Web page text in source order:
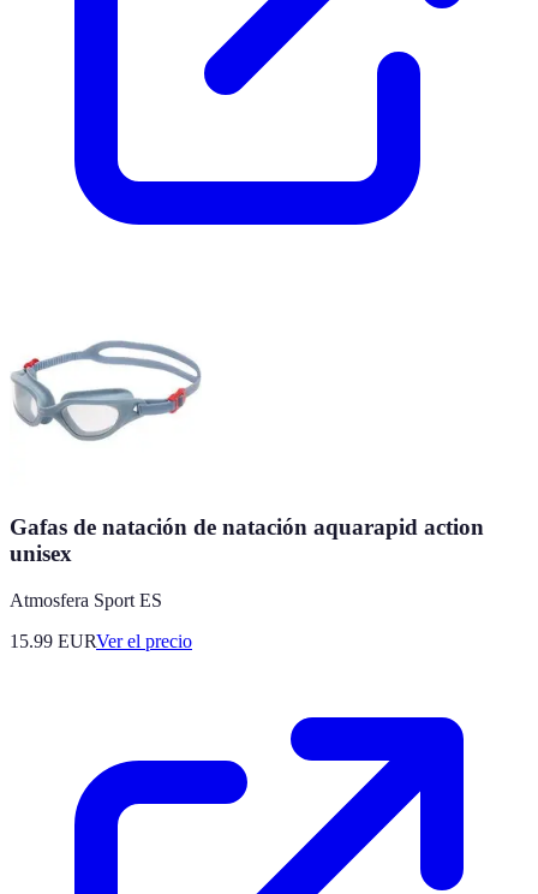
Gafas de natación de natación aquarapid action
unisex
Atmosfera Sport ES
15.99 EURVer el precio